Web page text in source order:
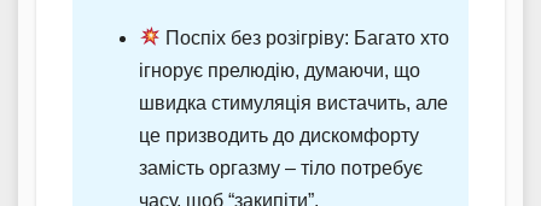
Поспіх без розігріву: Багато хто
ігнорує прелюдію, думаючи, що
швидка стимуляція вистачить, але
це призводить до дискомфорту
замість оргазму – тіло потребує
часу, щоб “закипіти”.